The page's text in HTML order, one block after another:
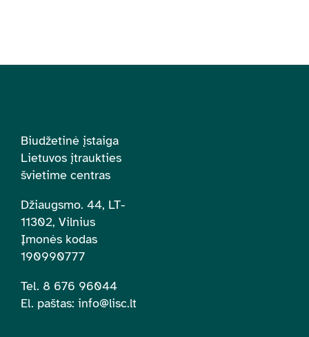
Biudžetinė įstaiga
Lietuvos įtraukties
švietime centras
Džiaugsmo. 44, LT-
11302, Vilnius
Įmonės kodas
190990777
Tel. 8 676 96044
El. paštas: info@lisc.lt